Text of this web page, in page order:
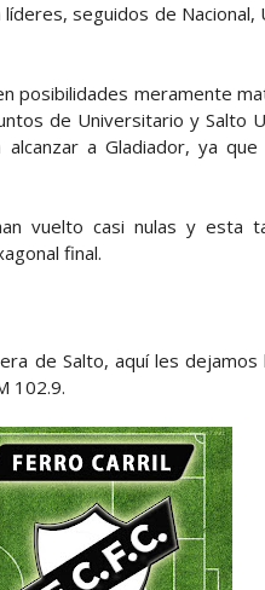
seguidos de Nacional,
posibilidades meramente
de Universitario y Salto
a Gladiador, ya
vuelto casi nulas y esta
final.
de Salto, aquí les dejamos
102.9.